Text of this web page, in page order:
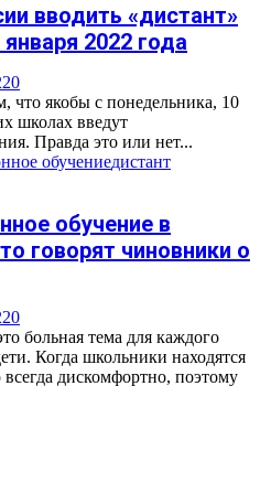
вводить «дистант»
2022 года
0
что якобы с понедельника, 10
школах введут
Правда это или нет...
обучениедистант
обучение в
говорят чиновники о
0
больная тема для каждого
Когда школьники находятся
дискомфортно, поэтому